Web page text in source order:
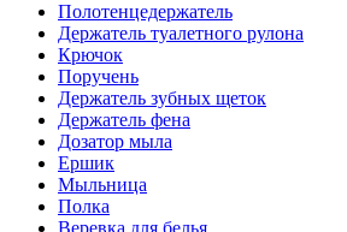
Полотенцедержатель
Держатель туалетного рулона
Крючок
Поручень
Держатель зубных щеток
Держатель фена
Дозатор мыла
Eршик
Мыльница
Полка
Веревка для белья